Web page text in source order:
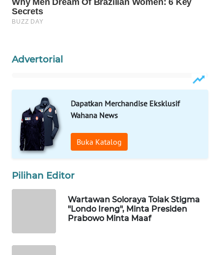
Advertorial
Dapatkan Merchandise Eksklusif
Wahana News
Buka Katalog
Pilihan Editor
Wartawan Soloraya Tolak Stigma
"Londo Ireng", Minta Presiden
Prabowo Minta Maaf
WAHANA
HEALTH
DESA
WAHANA
Wahana
Network
KONSUMEN
LISTRIK
WALINKI